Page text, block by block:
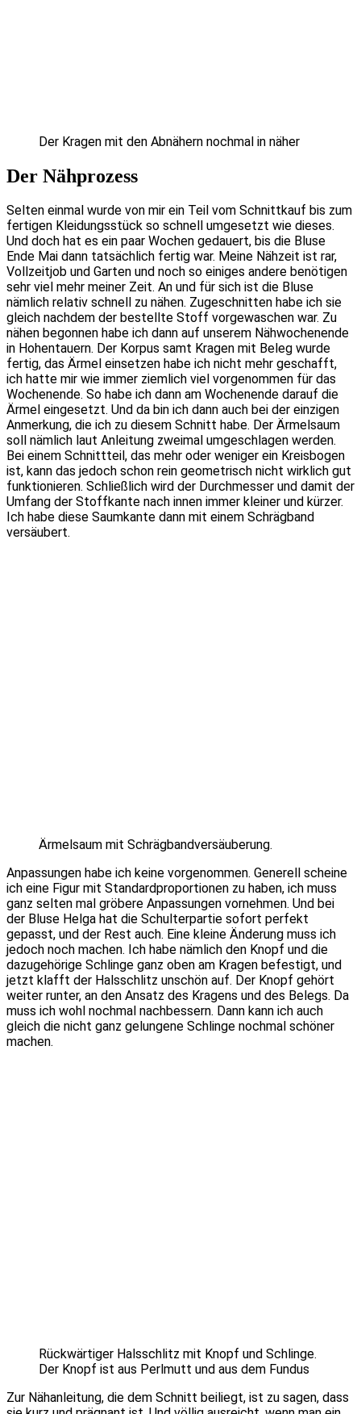
Der Kragen mit den Abnähern nochmal in näher
Der Nähprozess
Selten einmal wurde von mir ein Teil vom Schnittkauf bis zum
fertigen Kleidungsstück so schnell umgesetzt wie dieses.
Und doch hat es ein paar Wochen gedauert, bis die Bluse
Ende Mai dann tatsächlich fertig war. Meine Nähzeit ist rar,
Vollzeitjob und Garten und noch so einiges andere benötigen
sehr viel mehr meiner Zeit. An und für sich ist die Bluse
nämlich relativ schnell zu nähen. Zugeschnitten habe ich sie
gleich nachdem der bestellte Stoff vorgewaschen war. Zu
nähen begonnen habe ich dann auf unserem Nähwochenende
in Hohentauern. Der Korpus samt Kragen mit Beleg wurde
fertig, das Ärmel einsetzen habe ich nicht mehr geschafft,
ich hatte mir wie immer ziemlich viel vorgenommen für das
Wochenende. So habe ich dann am Wochenende darauf die
Ärmel eingesetzt. Und da bin ich dann auch bei der einzigen
Anmerkung, die ich zu diesem Schnitt habe. Der Ärmelsaum
soll nämlich laut Anleitung zweimal umgeschlagen werden.
Bei einem Schnittteil, das mehr oder weniger ein Kreisbogen
ist, kann das jedoch schon rein geometrisch nicht wirklich gut
funktionieren. Schließlich wird der Durchmesser und damit der
Umfang der Stoffkante nach innen immer kleiner und kürzer.
Ich habe diese Saumkante dann mit einem Schrägband
versäubert.
Ärmelsaum mit Schrägbandversäuberung.
Anpassungen habe ich keine vorgenommen. Generell scheine
ich eine Figur mit Standardproportionen zu haben, ich muss
ganz selten mal gröbere Anpassungen vornehmen. Und bei
der Bluse Helga hat die Schulterpartie sofort perfekt
gepasst, und der Rest auch. Eine kleine Änderung muss ich
jedoch noch machen. Ich habe nämlich den Knopf und die
dazugehörige Schlinge ganz oben am Kragen befestigt, und
jetzt klafft der Halsschlitz unschön auf. Der Knopf gehört
weiter runter, an den Ansatz des Kragens und des Belegs. Da
muss ich wohl nochmal nachbessern. Dann kann ich auch
gleich die nicht ganz gelungene Schlinge nochmal schöner
machen.
Rückwärtiger Halsschlitz mit Knopf und Schlinge.
Der Knopf ist aus Perlmutt und aus dem Fundus
Zur Nähanleitung, die dem Schnitt beiliegt, ist zu sagen, dass